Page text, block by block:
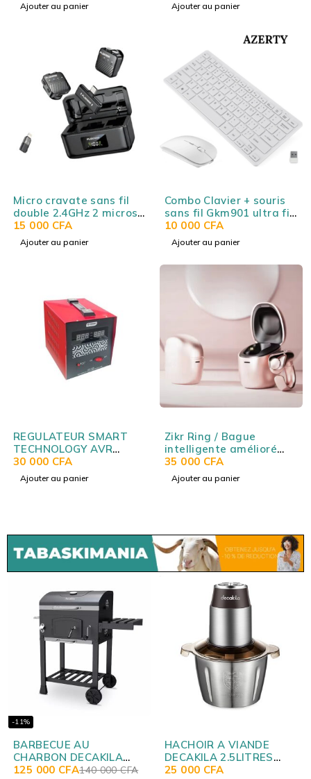
spatial, 75h
Ugreen Hitune Max 5C
Ajouter au panier Ajouter au panier
Micro cravate sans fil
double 2.4GHz 2 micros
25m PLOKAMA
MICROPHONE VM-80
15 000 CFA
Ajouter au panier
Combo Clavier + souris
sans fil Gkm901 ultra fin
– Disposition AZERTY
Français
10 000 CFA
Ajouter au panier
REGULATEUR SMART
TECHNOLOGY AVR
2000VA
30 000 CFA
Ajouter au panier
Zikr Ring / Bague
intelligente amélioré
avec boitier de charge
(tailles d'anneau
interchangeables)
35 000 CFA
Ajouter au panier
-11%
BARBECUE AU
CHARBON DECAKILA
KMCC008B
140 000CFA
125 000 CFA
HACHOIR A VIANDE
DECAKILA 2.5LITRES
KEMG016M
25 000 CFA